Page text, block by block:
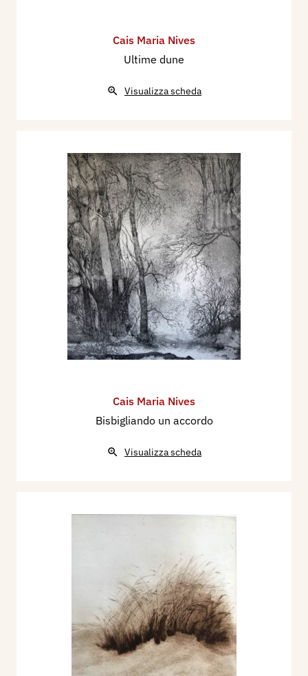
Cais Maria Nives
Ultime dune
Visualizza scheda
Cais Maria Nives
Bisbigliando un accordo
Visualizza scheda